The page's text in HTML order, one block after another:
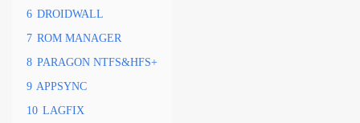
6 DROIDWALL
7 ROM MANAGER
8 PARAGON NTFS&HFS+
9 APPSYNC
10 LAGFIX